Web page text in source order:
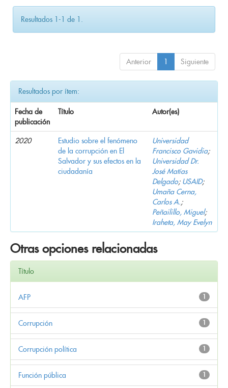
Resultados 1-1 de 1.
Anterior 1 Siguiente
Resultados por ítem:
Fecha de
publicación
Título Autor(es)
2020
Estudio sobre el fenómeno
de la corrupción en El
Salvador y sus efectos en la
ciudadanía
Universidad
Francisco Gavidia;
Universidad Dr.
José Matías
Delgado; USAID;
Umaña Cerna,
Carlos A.;
Peñailillo, Miguel;
Iraheta, May Evelyn
Otras opciones relacionadas
Título
1
AFP
1
Corrupción
1
Corrupción política
1
Función pública